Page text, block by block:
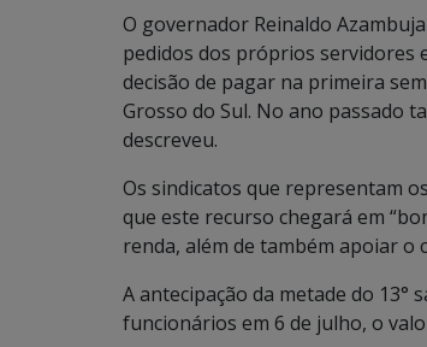
O governador Reinaldo
pedidos dos próprios servidores
decisão de pagar na primeira
Grosso do Sul. No ano passado
descreveu.
Os sindicatos que representam
que este recurso chegará em
renda, além de também apoiar o
A antecipação da metade do 13°
funcionários em 6 de julho, o